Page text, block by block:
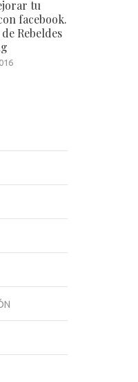
tu
facebook.
Rebeldes